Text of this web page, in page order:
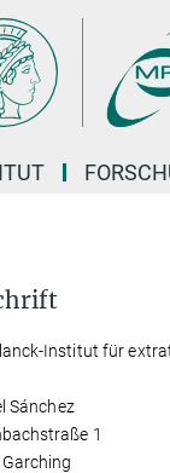
Institut für
Sánchez
1